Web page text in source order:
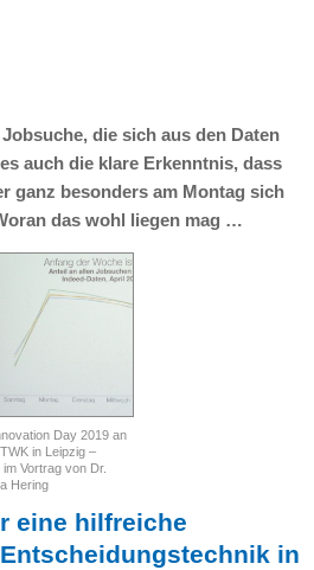
die sich aus den Daten
auch die klare Erkenntnis, dass
ganz besonders am Montag sich
das wohl liegen mag …
Day 2019 an
in Leipzig –
im Vortrag von Dr.
Hering
eine hilfreiche
in